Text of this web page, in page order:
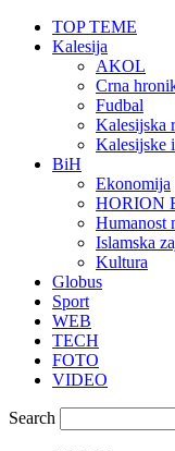
TOP TEME
Kalesija
AKOL
Crna
Fudbal
Kalesijska
Kalesijske
BiH
Ekonomija
HORION
Humanost
Islamska
Kultura
Globus
Sport
WEB
TECH
FOTO
VIDEO
Search